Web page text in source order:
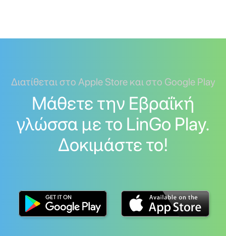
Διατίθεται στο Apple Store και στο Google Play
Μάθετε την Εβραΐκή
γλώσσα με το LinGo Play.
Δοκιμάστε το!